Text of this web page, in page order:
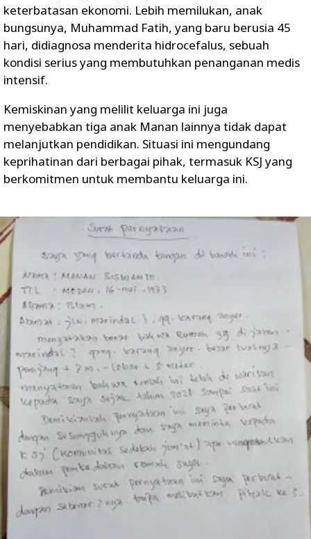
keterbatasan ekonomi. Lebih memilukan, anak
bungsunya, Muhammad Fatih, yang baru berusia 45
hari, didiagnosa menderita hidrocefalus, sebuah
kondisi serius yang membutuhkan penanganan medis
intensif.
Kemiskinan yang melilit keluarga ini juga
menyebabkan tiga anak Manan lainnya tidak dapat
melanjutkan pendidikan. Situasi ini mengundang
keprihatinan dari berbagai pihak, termasuk KSJ yang
berkomitmen untuk membantu keluarga ini.